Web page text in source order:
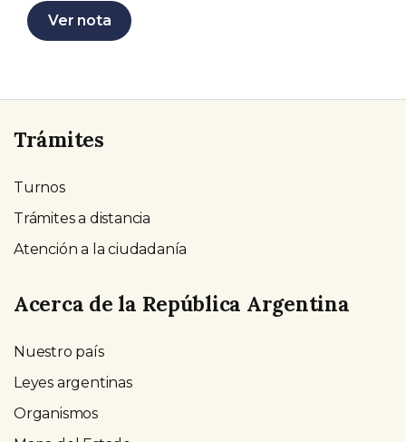
Ver nota
Trámites
Turnos
Trámites a distancia
Atención a la ciudadanía
Acerca de la República Argentina
Nuestro país
Leyes argentinas
Organismos